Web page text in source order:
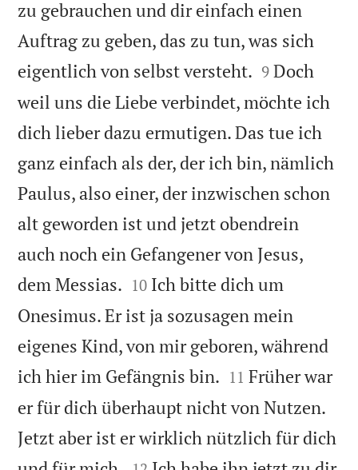
zu gebrauchen und dir einfach einen
Auftrag zu geben, das zu tun, was sich
eigentlich von selbst versteht. 

9 Doch
weil uns die Liebe verbindet, möchte ich
dich lieber dazu ermutigen. Das tue ich
ganz einfach als der, der ich bin, nämlich
Paulus, also einer, der inzwischen schon
alt geworden ist und jetzt obendrein
auch noch ein Gefangener von Jesus,
dem Messias. 

10 Ich bitte dich um
Onesimus. Er ist ja sozusagen mein
eigenes Kind, von mir geboren, während
ich hier im Gefängnis bin. 

11 Früher war
er für dich überhaupt nicht von Nutzen.
Jetzt aber ist er wirklich nützlich für dich